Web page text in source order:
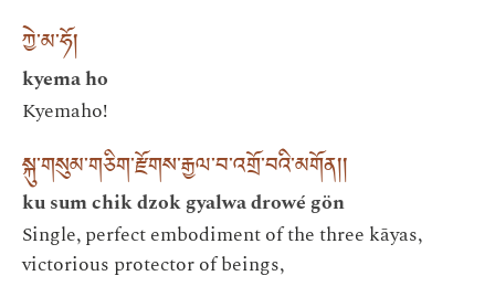
ཀྱེ་མ་ཧོ།
kyema ho
Kyemaho!
སྐུ་གསུམ་གཅིག་རྫོགས་རྒྱལ་བ་འགྲོ་བའི་མགོན།།
ku sum chik dzok gyalwa drowé gön
Single, perfect embodiment of the three kāyas,
victorious protector of beings,